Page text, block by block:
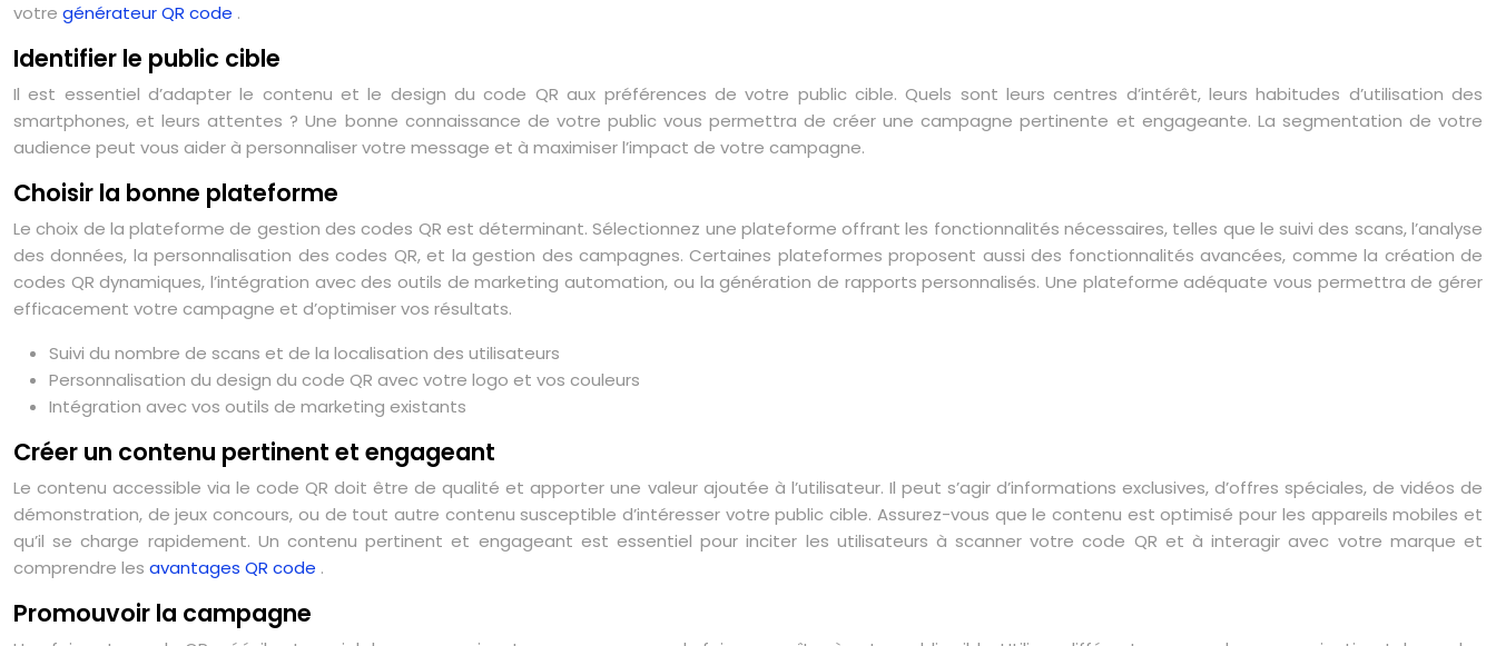
votre générateur QR code .
Identifier le public cible
Il est essentiel d’adapter le contenu et le design du code QR aux préférences de votre public cible. Quels sont leurs centres d’intérêt, leurs habitudes d’utilisation des
smartphones, et leurs attentes ? Une bonne connaissance de votre public vous permettra de créer une campagne pertinente et engageante. La segmentation de votre
audience peut vous aider à personnaliser votre message et à maximiser l’impact de votre campagne.
Choisir la bonne plateforme
Le choix de la plateforme de gestion des codes QR est déterminant. Sélectionnez une plateforme offrant les fonctionnalités nécessaires, telles que le suivi des scans, l’analyse
des données, la personnalisation des codes QR, et la gestion des campagnes. Certaines plateformes proposent aussi des fonctionnalités avancées, comme la création de
codes QR dynamiques, l’intégration avec des outils de marketing automation, ou la génération de rapports personnalisés. Une plateforme adéquate vous permettra de gérer
efficacement votre campagne et d’optimiser vos résultats.
Suivi du nombre de scans et de la localisation des utilisateurs
Personnalisation du design du code QR avec votre logo et vos couleurs
Intégration avec vos outils de marketing existants
Créer un contenu pertinent et engageant
Le contenu accessible via le code QR doit être de qualité et apporter une valeur ajoutée à l’utilisateur. Il peut s’agir d’informations exclusives, d’offres spéciales, de vidéos de
démonstration, de jeux concours, ou de tout autre contenu susceptible d’intéresser votre public cible. Assurez-vous que le contenu est optimisé pour les appareils mobiles et
qu’il se charge rapidement. Un contenu pertinent et engageant est essentiel pour inciter les utilisateurs à scanner votre code QR et à interagir avec votre marque et
comprendre les avantages QR code .
Promouvoir la campagne